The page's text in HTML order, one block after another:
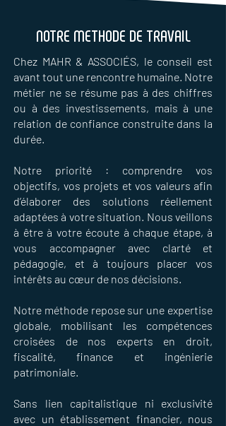
NOTRE METHODE DE TRAVAIL
Chez MAHR & ASSOCIÉS, le conseil est
avant tout une rencontre humaine. Notre
métier ne se résume pas à des chiffres
ou à des investissements, mais à une
relation de confiance construite dans la
durée.
Notre priorité : comprendre vos
objectifs, vos projets et vos valeurs afin
d’élaborer des solutions réellement
adaptées à votre situation. Nous veillons
à être à votre écoute à chaque étape, à
vous accompagner avec clarté et
pédagogie, et à toujours placer vos
intérêts au cœur de nos décisions.
Notre méthode repose sur une expertise
globale, mobilisant les compétences
croisées de nos experts en droit,
fiscalité, finance et ingénierie
patrimoniale.
Sans lien capitalistique ni exclusivité
avec un établissement financier, nous